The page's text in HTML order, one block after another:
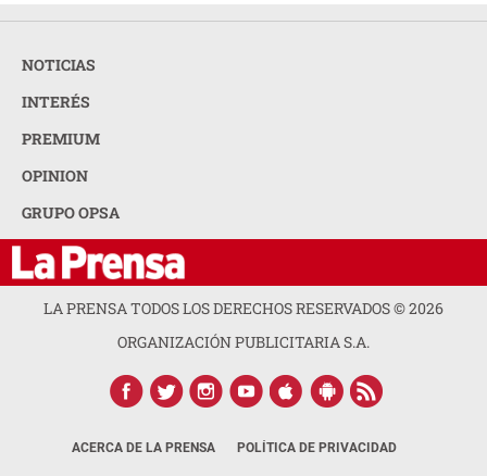
NOTICIAS
INTERÉS
PREMIUM
OPINION
GRUPO OPSA
LA PRENSA TODOS LOS DERECHOS RESERVADOS ©2026
ORGANIZACIÓN PUBLICITARIA S.A.
ACERCA DE LA PRENSA POLÍTICA DE PRIVACIDAD